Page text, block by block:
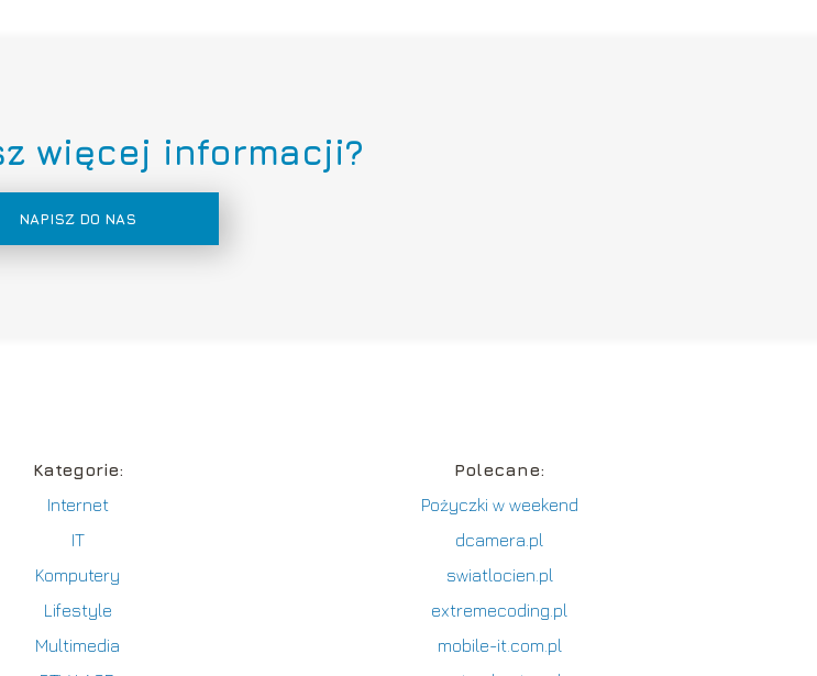
więcej informacji?
NAPISZ DO NAS
Kategorie:
Internet
IT
Komputery
Lifestyle
Multimedia
Polecane:
Pożyczki w weekend
dcamera.pl
swiatlocien.pl
extremecoding.pl
mobile-it.com.pl